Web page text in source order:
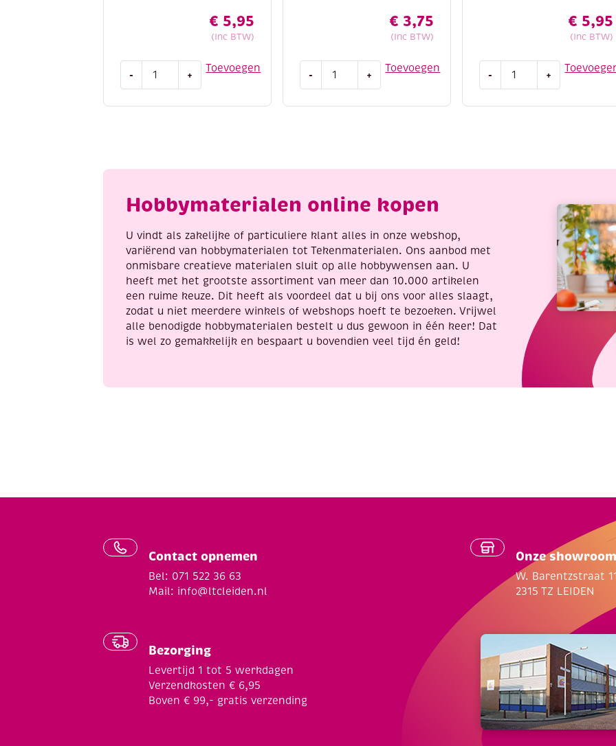
€ 5,95
(Inc BTW)
Toevoegen
-
aantal
+
€ 3,75
(Inc BTW)
Toevoegen
-
aantal
+
€ 5,95
(Inc BTW)
-
flowers
+
Hobbymaterialen online kopen
U vindt als zakelijke of particuliere klant alles in onze webshop,
variërend van hobbymaterialen tot Tekenmaterialen. Ons aanbod met
onmisbare creatieve materialen sluit op alle hobbywensen aan. U
heeft met het grootste assortiment van meer dan 10.000 artikelen
een ruime keuze. Dit heeft als voordeel dat u bij ons voor alles slaagt,
zodat u niet meerdere winkels of webshops hoeft te bezoeken. Vrijwel
alle benodigde hobbymaterialen bestelt u dus gewoon in één keer! Dat
is wel zo gemakkelijk en bespaart u bovendien veel tijd én geld!
Contact opnemen
Bel: 071 522 36 63
Mail: info@ltcleiden.nl
Bezorging
Levertijd 1 tot 5 werkdagen
Verzendkosten € 6,95
Boven € 99,- gratis verzending
Onze showroom
W. Barentzstraat
2315 TZ LEIDEN